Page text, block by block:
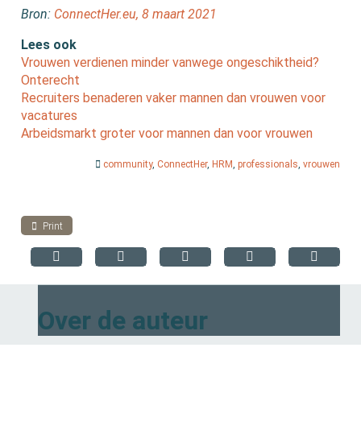
Bron: ConnectHer.eu, 8 maart 2021
Lees ook
Vrouwen verdienen minder vanwege ongeschiktheid?
Onterecht
Recruiters benaderen vaker mannen dan vrouwen voor
vacatures
Arbeidsmarkt groter voor mannen dan voor vrouwen
community, ConnectHer, HRM, professionals, vrouwen
Print
Over de auteur